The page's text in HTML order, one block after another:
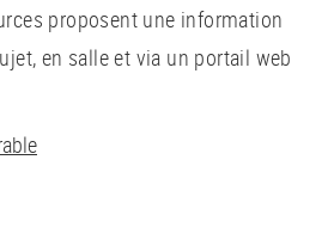
proposent une information
en salle et via un portail web